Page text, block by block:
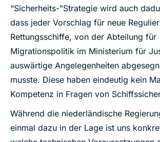
“Sicherheits-”Strategie wird auch
dass jeder Vorschlag für neue
Rettungsschiffe, von der Abteilung für
Migrationspolitik im Ministerium für
auswärtige Angelegenheiten
musste. Diese haben eindeutig kein
Kompetenz in Fragen von
Während die niederländische
einmal dazu in der Lage ist uns